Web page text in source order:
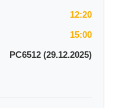
12:20
15:00
PC6512 (29.12.2025)